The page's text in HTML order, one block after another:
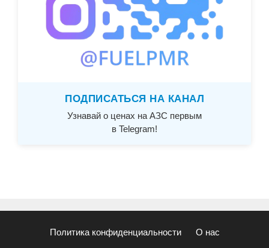
ПОДПИСАТЬСЯ НА КАНАЛ
Узнавай о ценах на АЗС первым
в Telegram!
Политика конфиденциальности О нас